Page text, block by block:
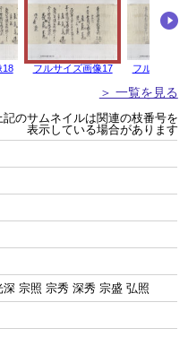
18 フルサイズ画像17 フルサイズ
＞ 一覧を見る
記のサムネイルは関連の枝番号を
表示している場合があります
宗照 宗秀 深秀 宗盛 弘照